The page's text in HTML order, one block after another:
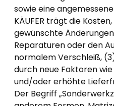
sowie eine
KÄUFER trägt die
gewünschte
Reparaturen oder den
normalem Verschleiß,
durch neue Faktoren
und/oder erhöhte
Der Begriff